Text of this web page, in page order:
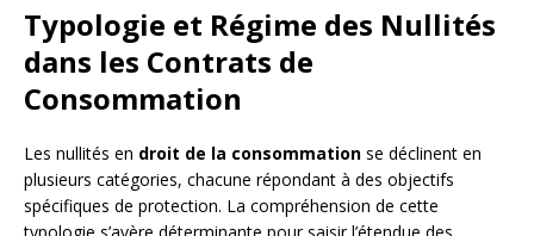
Typologie et Régime des Nullités
dans les Contrats de
Consommation
Les nullités en droit de la consommation se déclinent en
plusieurs catégories, chacune répondant à des objectifs
spécifiques de protection. La compréhension de cette